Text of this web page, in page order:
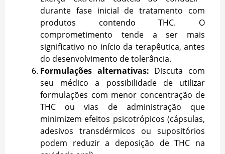
durante fase inicial de tratamento com
produtos contendo THC. O
comprometimento tende a ser mais
significativo no início da terapêutica, antes
do desenvolvimento de tolerância.
Formulações alternativas: Discuta com
seu médico a possibilidade de utilizar
formulações com menor concentração de
THC ou vias de administração que
minimizem efeitos psicotrópicos (cápsulas,
adesivos transdérmicos ou supositórios
podem reduzir a deposição de THC na